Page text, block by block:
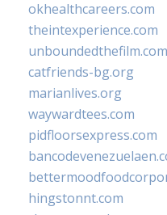
okhealthcareers.com
theintexperience.com
unboundedthefilm.com
catfriends-bg.org
marianlives.org
waywardtees.com
pidfloorsexpress.com
hingstonnt.com